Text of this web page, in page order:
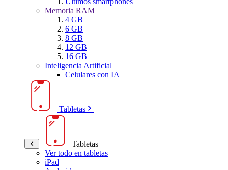
Memoria RAM
4 GB
6 GB
8 GB
12 GB
16 GB
Inteligencia Artificial
Celulares con IA
Tabletas
Tabletas
Ver todo en tabletas
iPad